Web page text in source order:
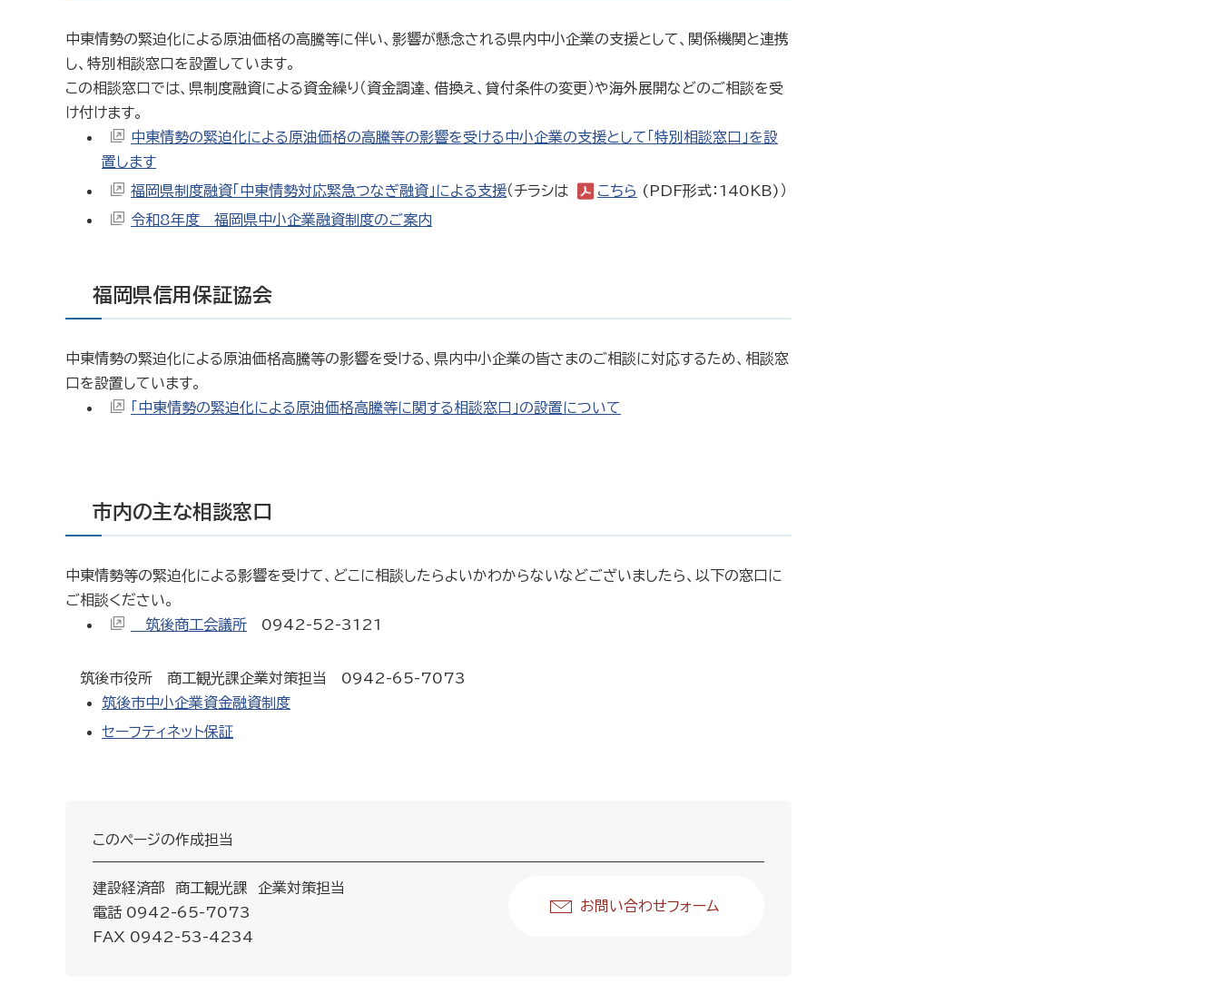
中東情勢の緊迫化による原油価格の高騰等に伴い、影響が懸念される県内中小企業の支援として、関係機関と連携
し、特別相談窓口を設置しています。
この相談窓口では、県制度融資による資金繰り（資金調達、借換え、貸付条件の変更）や海外展開などのご相談を受
け付けます。
中東情勢の緊迫化による原油価格の高騰等の影響を受ける中小企業の支援として「特別相談窓口」を設
置します
福岡県制度融資「中東情勢対応緊急つなぎ融資」による支援（チラシは こちら (PDF形式：140KB)）
令和8年度 福岡県中小企業融資制度のご案内
福岡県信用保証協会
中東情勢の緊迫化による原油価格高騰等の影響を受ける、県内中小企業の皆さまのご相談に対応するため、相談窓
口を設置しています。
「中東情勢の緊迫化による原油価格高騰等に関する相談窓口」の設置について
市内の主な相談窓口
中東情勢等の緊迫化による影響を受けて、どこに相談したらよいかわからないなどございましたら、以下の窓口に
ご相談ください。
筑後商工会議所 0942-52-3121
筑後市役所 商工観光課企業対策担当 0942-65-7073
筑後市中小企業資金融資制度
セーフティネット保証
このページの作成担当
建設経済部 商工観光課 企業対策担当
電話 0942-65-7073
FAX 0942-53-4234
お問い合わせフォーム